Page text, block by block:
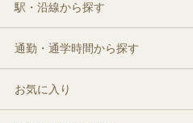
駅・沿線から探す
通勤・通学時間から探す
お気に入り